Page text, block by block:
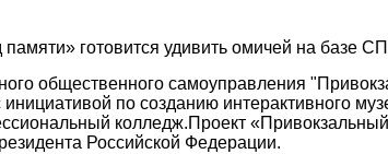
готовится удивить омичей на базе
общественного самоуправления
по созданию интерактивного
колледж.Проект
Российской Федерации.